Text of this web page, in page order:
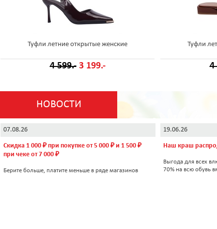
Туфли летние открытые женские
4 599.- 3 199.-
Туфли
4
НОВОСТИ
07.08.26
Скидка 1 000 ₽ при покупке от 5 000 ₽ и 1 500 ₽
при чеке от 7 000 ₽
Берите больше, платите меньше в ряде магазинов
19.06.26
Наш краш
Выгода для всех
70% на всю обувь